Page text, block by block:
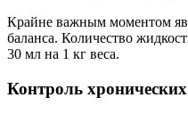
Крайне важным моментом
баланса. Количество
30 мл на 1 кг веса.
Контроль